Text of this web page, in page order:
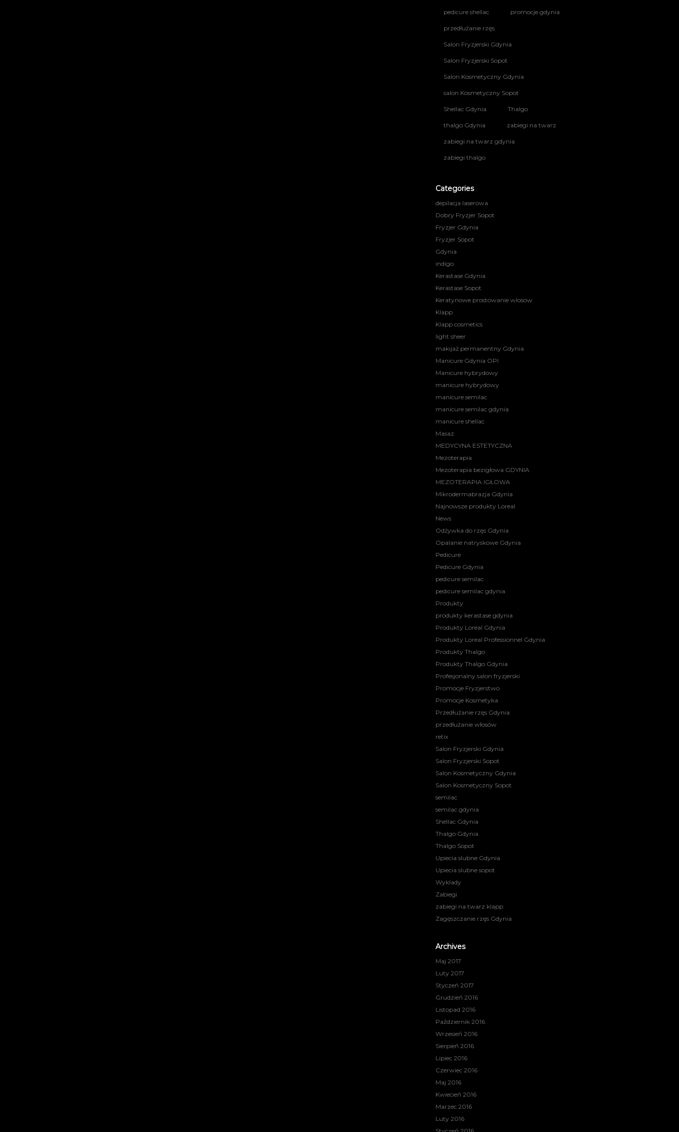
pedicure shellac promocje gdynia
przedłużanie rzęs
Salon Fryzjerski Gdynia
Salon Fryzjerski Sopot
Salon Kosmetyczny Gdynia
salon Kosmetyczny Sopot
Shellac Gdynia Thalgo
thalgo Gdynia zabiegi na twarz
zabiegi na twarz gdynia
zabiegi thalgo
Categories
depilacja laserowa
Dobry Fryzjer Sopot
Fryzjer Gdynia
Fryzjer Sopot
Gdynia
indigo
Kerastase Gdynia
Kerastase Sopot
Keratynowe prostowanie wlosow
Klapp
Klapp cosmetics
light sheer
makijaż permanentny Gdynia
Manicure Gdynia OPI
Manicure hybrydowy
manicure hybrydowy
manicure semilac
manicure semilac gdynia
manicure shellac
Masaz
MEDYCYNA ESTETYCZNA
Mezoterapia
Mezoterapia bezigłowa GDYNIA
MEZOTERAPIA IGŁOWA
Mikrodermabrazja Gdynia
Najnowsze produkty Loreal
News
Odżywka do rzęs Gdynia
Opalanie natryskowe Gdynia
Pedicure
Pedicure Gdynia
pedicure semilac
pedicure semilac gdynia
Produkty
produkty kerastase gdynia
Produkty Loreal Gdynia
Produkty Loreal Professionnel Gdynia
Produkty Thalgo
Produkty Thalgo Gdynia
Profesjonalny salon fryzjerski
Promocje Fryzjerstwo
Promocje Kosmetyka
Przedłużanie rzęs Gdynia
przedłużanie włosów
retix
Salon Fryzjerski Gdynia
Salon Fryzjerski Sopot
Salon Kosmetyczny Gdynia
Salon Kosmetyczny Sopot
semilac
semilac gdynia
Shellac Gdynia
Thalgo Gdynia
Thalgo Sopot
Upiecia slubne Gdynia
Upiecia slubne sopot
Wyklady
Zabiegi
zabiegi na twarz klapp
Zagęszczanie rzęs Gdynia
Archives
Maj 2017
Luty 2017
Styczeń 2017
Grudzień 2016
Listopad 2016
Październik 2016
Wrzesień 2016
Sierpień 2016
Lipiec 2016
Czerwiec 2016
Maj 2016
Kwiecień 2016
Marzec 2016
Luty 2016